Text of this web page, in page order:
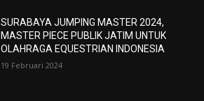
SURABAYA JUMPING MASTER 2024,
MASTER PIECE PUBLIK JATIM UNTUK
OLAHRAGA EQUESTRIAN INDONESIA
19 Februari 2024